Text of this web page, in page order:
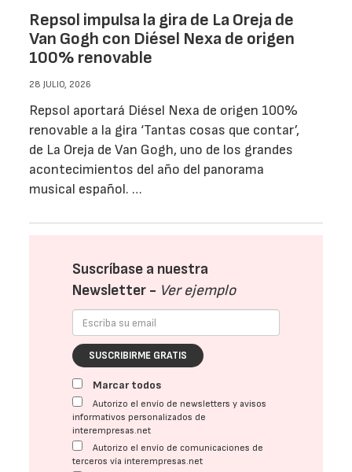
Repsol impulsa la gira de La Oreja de
Van Gogh con Diésel Nexa de origen
100% renovable
28 JULIO, 2026
Repsol aportará Diésel Nexa de origen 100%
renovable a la gira ‘Tantas cosas que contar’,
de La Oreja de Van Gogh, uno de los grandes
acontecimientos del año del panorama
musical español. …
Suscríbase a nuestra
Newsletter - Ver ejemplo
SUSCRIBIRME GRATIS
Marcar todos
Autorizo el envío de newsletters y avisos
informativos personalizados de
interempresas.net
Autorizo el envío de comunicaciones de
terceros vía interempresas.net